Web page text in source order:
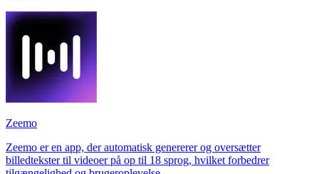
Zeemo
Zeemo er en app, der automatisk genererer og oversætter
billedtekster til videoer på op til 18 sprog, hvilket forbedrer